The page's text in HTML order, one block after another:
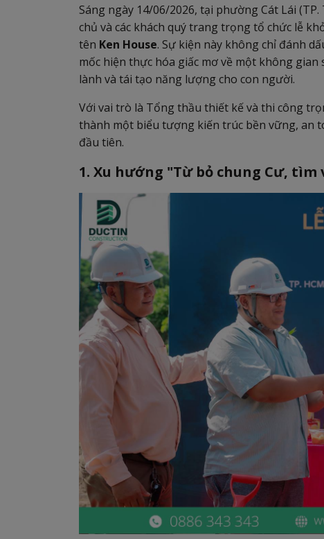
Sáng ngày 14/06/2026, tại phường Cát Lái (TP.
chủ và các khách quý trang trọng tổ chức lễ
tên Ken House. Sự kiện này không chỉ đánh
mốc hiện thực hóa giấc mơ về một không
lành và tái tạo năng lượng cho con người.
Với vai trò là Tổng thầu thiết kế và thi công
thành một biểu tượng kiến trúc bền vững, an
đầu tiên.
1. Xu hướng "Từ bỏ chung Cư,